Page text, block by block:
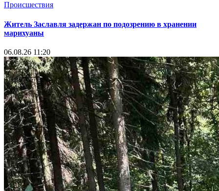
Происшествия
Житель Заславля задержан по подозрению в хранении
марихуаны
06.08.26 11:20